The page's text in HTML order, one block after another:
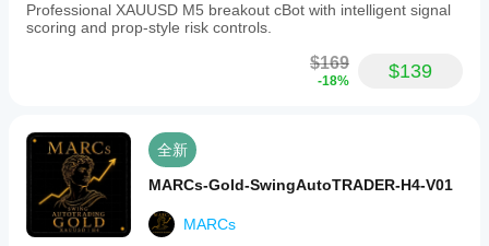
Professional XAUUSD M5 breakout cBot with intelligent signal
scoring and prop-style risk controls.
$169
-18% $139
全新
MARCs-Gold-SwingAutoTRADER-H4-V01
MARCs